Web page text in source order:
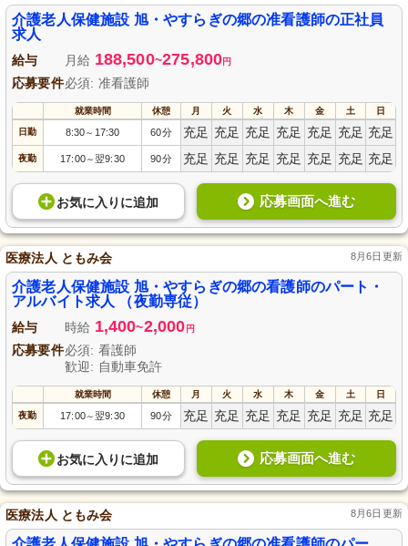
介護老人保健施設 旭・やすらぎの郷の准看護師の正社員
求人
給与 月給 188,500~275,800円
応募要件必須: 准看護師
就業時間 休憩 月 火 水 木 金 土 日
日勤 8:30～ 17:30 60分 充足 充足 充足 充足 充足 充足 充足
夜勤 17:00～翌9:30 90分 充足 充足 充足 充足 充足 充足 充足
お気に入り に追加 応募画面へ進む
医療法人 ともみ会 8月6日更新
介護老人保健施設 旭・やすらぎの郷の看護師のパート・
アルバイト求人 （夜勤専従）
給与 時給 1,400~2,000 円
応募要件必須: 看護師
歓迎: 自動車免許
就業時間 休憩 月 火 水 木 金 土 日
夜勤 17:00～翌9:30 90分 充足 充足 充足 充足 充足 充足 充足
お気に入り に追加 応募画面へ進む
医療法人 ともみ会 8月6日更新